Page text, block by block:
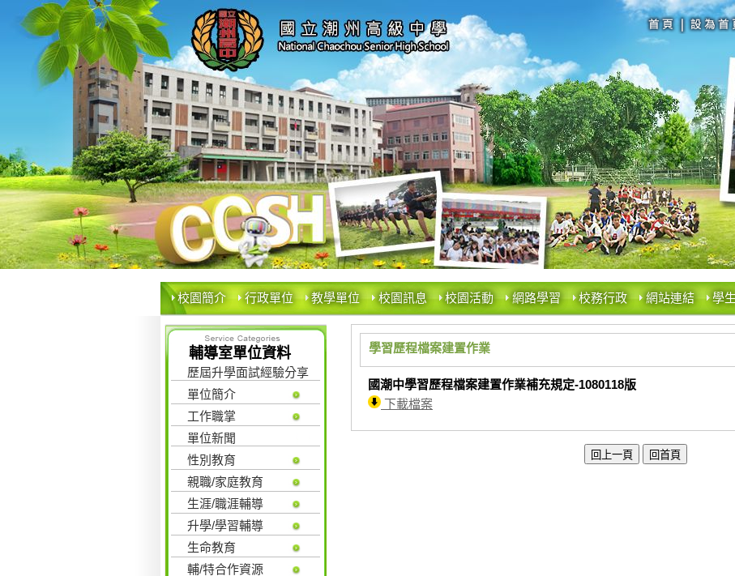
校園簡介 行政單位 教學單位 校園訊息 校園活動 網路學習 校務行政 網站連結 學
輔導室單位資料
歷屆升學面試經驗分享
單位簡介
工作職掌
單位新聞
性別教育
親職/家庭教育
生涯/職涯輔導
升學/學習輔導
生命教育
輔/特合作資源
學習歷程檔案建置作業
國潮中學習歷程檔案建置作業補充規定-1080118版
下載檔案